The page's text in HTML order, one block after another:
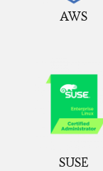
AWS
SUSE